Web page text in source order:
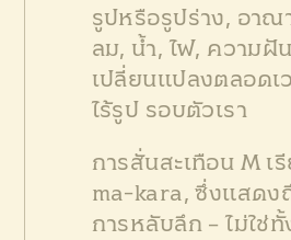
รูปหรือรูปร่าง, อาณ
ลม, น้ำ, ไฟ, ความฝั
เปลี่ยนแปลงตลอดเ
ไร้รูป รอบตัวเรา
การสั่นสะเทือน M เ
ma-kara, ซึ่งแสดง
การหลับลึก – ไม่ใช่